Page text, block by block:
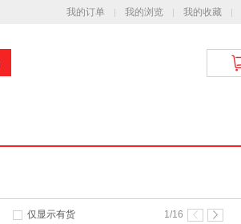
我的订单 我的浏览 我的收藏
仅显示有货 1/16